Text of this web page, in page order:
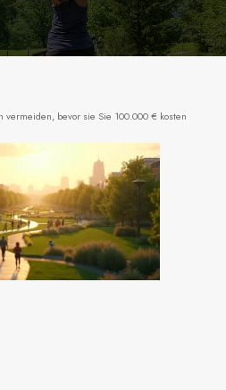
bevor sie Sie 100.000 € kosten